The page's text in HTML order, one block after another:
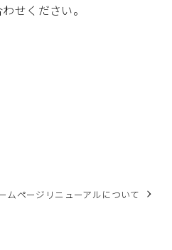
せください。
ムページリニューアルについて